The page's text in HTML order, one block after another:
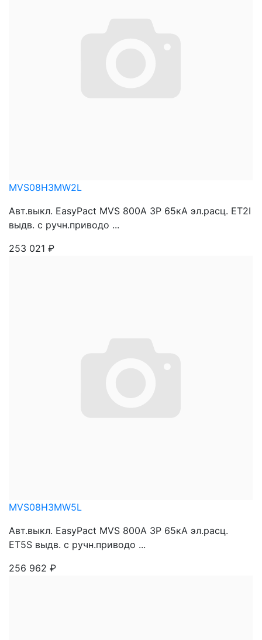
MVS08H3MW2L
Авт.выкл. EasyPact MVS 800A 3P 65кА эл.расц. ET2I
выдв. с ручн.приводо ...
253 021 ₽
MVS08H3MW5L
Авт.выкл. EasyPact MVS 800A 3P 65кА эл.расц.
ET5S выдв. с ручн.приводо ...
256 962 ₽